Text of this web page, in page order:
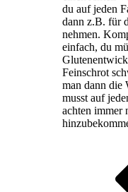
du auf jeden
dann z.B. für
nehmen.
einfach, du
Feinschrot
man dann die
musst auf
achten immer